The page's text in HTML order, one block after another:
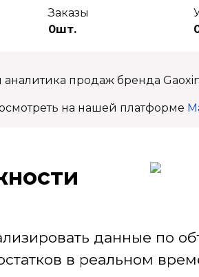
Заказы
0шт.
аналитика продаж бренда
на нашей платформе
данные по
в реальном